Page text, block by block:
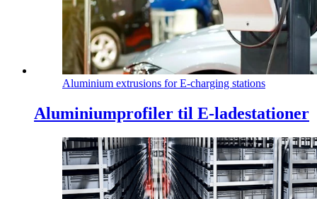
Aluminium extrusions for E-charging stations
Aluminiumprofiler til E-ladestationer